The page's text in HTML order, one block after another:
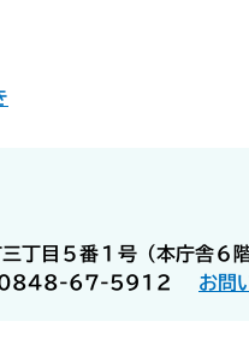
丁目５番１号（本庁舎６階
0848-67-5912 お問